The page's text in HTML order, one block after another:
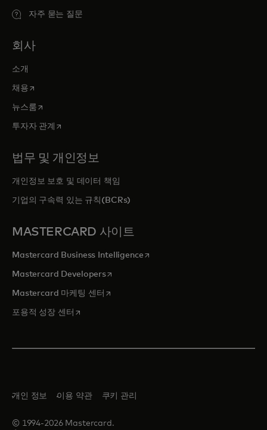
자주 묻는 질문
회사
소개
채용새 탭에서 열림
뉴스룸새 탭에서 열림
투자자 관계 새 탭에서 열림
법무 및 개인정보
개인정보 보호 및 데이터 책임
기업의 구속력 있는 규칙(BCRs)
MASTERCARD 사이트
Mastercard Business Intelligence새 탭에서 열림
Mastercard Developers새 탭에서 열림
Mastercard 마케팅 센터 새 탭에서 열림
포용적 성장 센터 새 탭에서 열림
© 1994-2026 Mastercard.
개인 정보 이용 약관 쿠키 관리